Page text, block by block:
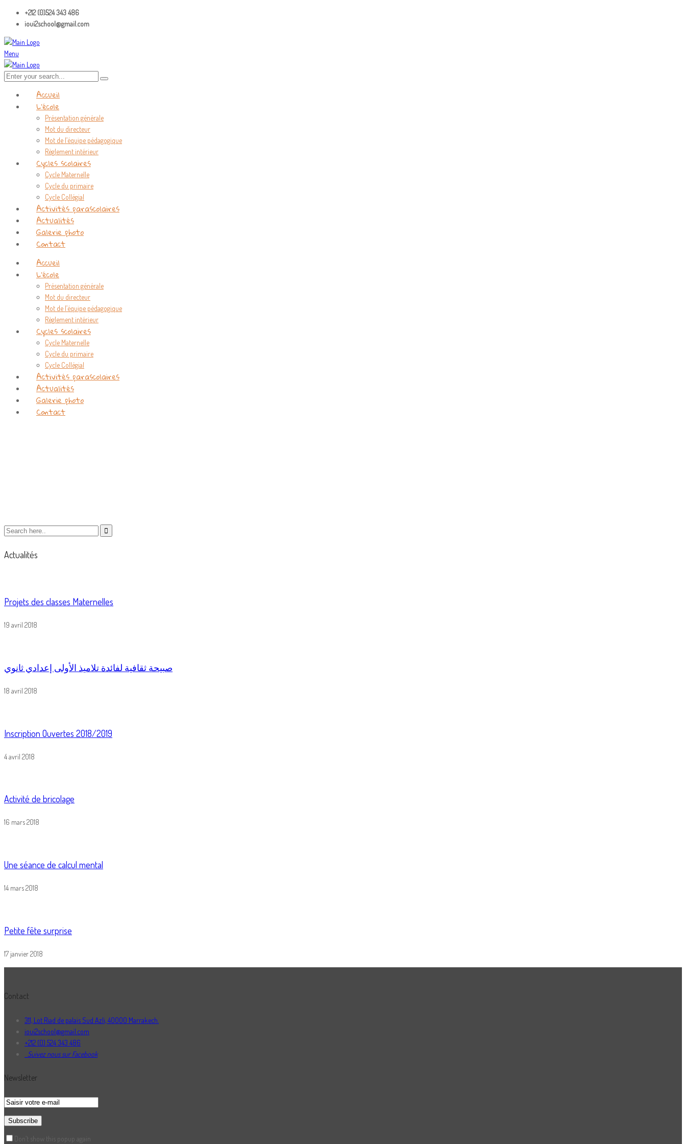
+212 (0)524 343 486
ioui2school@gmail.com
Menu
Accueil
L’école
Présentation générale
Mot du directeur
Mot de l’équipe pédagogique
Règlement intérieur
Cycles scolaires
Cycle Maternelle
Cycle du primaire
Cycle Collégial
Activités parascolaires
Actualités
Galerie photo
Contact
Accueil
L’école
Présentation générale
Mot du directeur
Mot de l’équipe pédagogique
Règlement intérieur
Cycles scolaires
Cycle Maternelle
Cycle du primaire
Cycle Collégial
Activités parascolaires
Actualités
Galerie photo
Contact
Actualités
Projets des classes Maternelles
19 avril 2018
صبيحة ثقافية لفائدة تلاميذ الأولى إعدادي ثانوي
18 avril 2018
Inscription Ouvertes 2018/2019
4 avril 2018
Activité de bricolage
16 mars 2018
Une séance de calcul mental
14 mars 2018
Petite fête surprise
17 janvier 2018
Contact
311, Lot Riad de palais Sud Azli, 40000 Marrakech.
ioui2school@gmail.com
+212 (0) 524 343 486
Suivez nous sur Facebook
Newsletter
Don’t show this popup again